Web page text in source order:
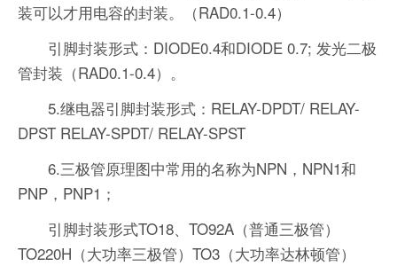
装可以才用电容的封装。（RAD0.1-0.4）
引脚封装形式：DIODE0.4和DIODE 0.7; 发光二极
管封装（RAD0.1-0.4）。
5.继电器引脚封装形式：RELAY-DPDT/ RELAY-
DPST RELAY-SPDT/ RELAY-SPST
6.三极管原理图中常用的名称为NPN，NPN1和
PNP，PNP1；
引脚封装形式TO18、TO92A（普通三极管）
TO220H（大功率三极管）TO3（大功率达林顿管）